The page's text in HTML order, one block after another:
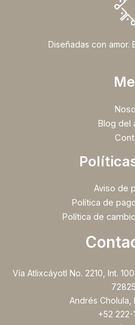
Diseñadas con amor.
Blog del
Aviso de
Política de
Política de
Vía Atlixcáyotl No. 2210, Int.
Andrés Cholula,
+52 222-